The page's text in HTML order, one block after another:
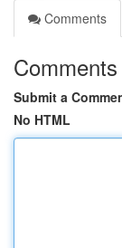
Comments
Comments
Submit a
No HTML